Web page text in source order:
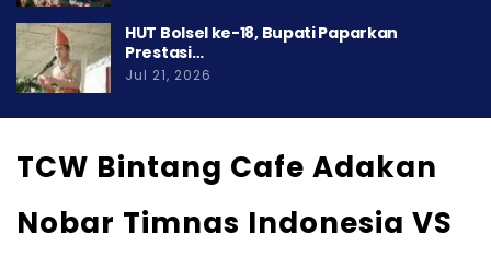
HUT Bolsel ke-18, Bupati Paparkan
Prestasi…
Jul 21, 2026
TCW Bintang Cafe Adakan
Nobar Timnas Indonesia VS